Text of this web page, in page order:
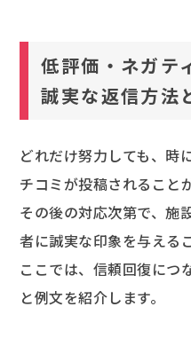
低評価・ネガテ
誠実な返信方法
どれだけ努力しても、時
チコミが投稿されること
その後の対応次第で、施
者に誠実な印象を与える
ここでは、信頼回復につ
と例文を紹介します。